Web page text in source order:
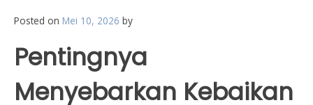
Posted on Mei 10, 2026 by
Pentingnya
Menyebarkan Kebaikan